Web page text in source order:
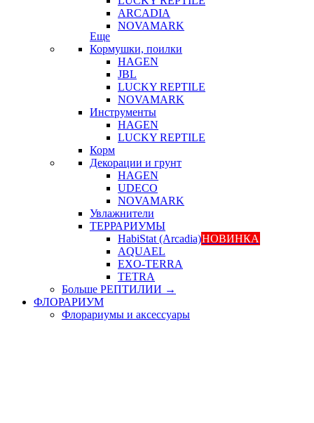
ARCADIA
NOVAMARK
Еще
Кормушки, поилки
HAGEN
JBL
LUCKY REPTILE
NOVAMARK
Инструменты
HAGEN
LUCKY REPTILE
Корм
Декорации и грунт
HAGEN
UDECO
NOVAMARK
Увлажнители
ТЕРРАРИУМЫ
HabiStat (Arcadia)НОВИНКА
AQUAEL
EXO-TERRA
TETRA
Больше РЕПТИЛИИ →
ФЛОРАРИУМ
Флорариумы и аксессуары